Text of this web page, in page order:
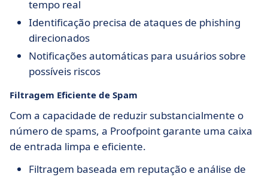
tempo real
Identificação precisa de ataques de phishing
direcionados
Notificações automáticas para usuários sobre
possíveis riscos
Filtragem Eficiente de Spam
Com a capacidade de reduzir substancialmente o
número de spams, a Proofpoint garante uma caixa
de entrada limpa e eficiente.
Filtragem baseada em reputação e análise de